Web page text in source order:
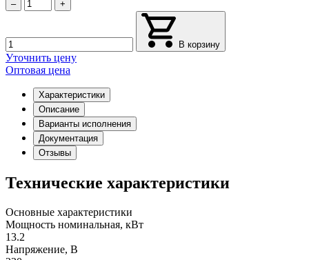
– +
В корзину
Уточнить цену
Оптовая цена
Характеристики
Описание
Варианты исполнения
Документация
Отзывы
Технические характеристики
Основные характеристики
Мощность номинальная, кВт
13.2
Напряжение, В